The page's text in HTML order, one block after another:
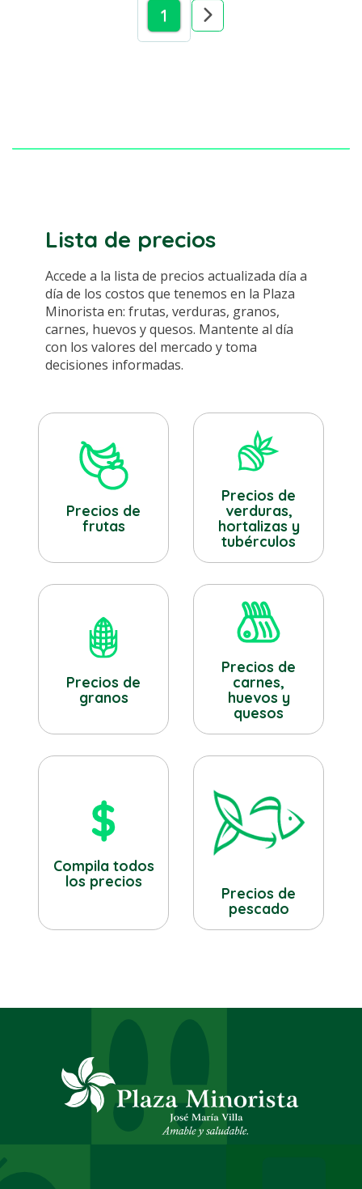
1
Lista de precios
Accede a la lista de precios actualizada día a
día de los costos que tenemos en la Plaza
Minorista en: frutas, verduras, granos,
carnes, huevos y quesos. Mantente al día
con los valores del mercado y toma
decisiones informadas.
Precios de
frutas
Precios de
verduras,
hortalizas y
tubérculos
Precios de
granos
Precios de
carnes,
huevos y
quesos
Compila todos
los precios
Precios de
pescado